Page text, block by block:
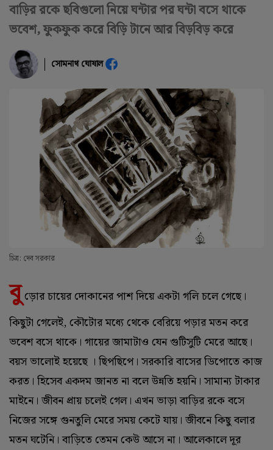
বাড়ির রকে ছবিগুলো নিয়ে ঘন্টার পর ঘন্টা বসে থাকে
ভবেশ, ফুকফুক করে বিড়ি টানে আর বিড়বিড় করে
সোমনাথ ঘোষাল
চিত্র: দেব সরকার
বু ড়োর চায়ের দোকানের পাশ দিয়ে একটা গলি চলে গেছে।
কিছুটা গেলেই, কৌটোর মধ্যে থেকে বেরিয়ে পড়ার মতন করে
ভবেশ বসে থাকে। গায়ের জামাটাও যেন গুটিসুটি মেরে আছে।
বয়স ভালোই হয়েছে । ছিপছিপে। সরকারি বাসের ডিপোতে কাজ
করত। হিসেব একদম জানত না বলে উন্নতি হয়নি। সামান্য টাকার
মাইনে। জীবন প্রায় চলেই গেল। এখন ভাড়া বাড়ির রকে বসে
নিজের সঙ্গে গুনতুলি মেরে সময় কেটে যায়। জীবনে কিছু বলার
মতন ঘটেনি। বাড়িতে তেমন কেউ আসে না। আলেকালে দূর